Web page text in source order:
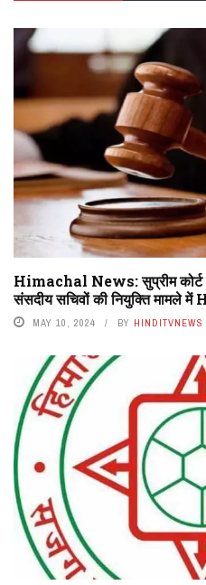
Himachal News: सुप्रीम कोर्ट
संसदीय सचिवों की नियुक्ति मामले में
MAY 10, 2024 BY HINDITVNEWS